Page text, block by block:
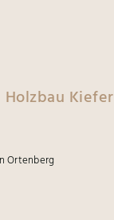
Holzbau Kiefer
Ortenberg